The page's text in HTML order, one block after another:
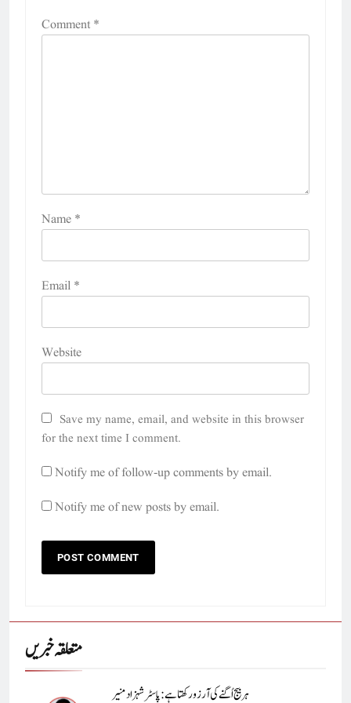
Comment *
Name *
Email *
Website
Save my name, email, and website in this browser
for the next time I comment.
Notify me of follow-up comments by email.
Notify me of new posts by email.
متعلقہ خبریں
ہر بیج اُگنے کی آرزو رکھتا ہے : پاسٹر شہزاد منیر